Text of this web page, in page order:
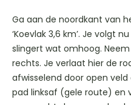
Ga aan de noordkant van
‘Koevlak 3,6 km’. Je volgt
slingert wat omhoog.
rechts. Je verlaat hier de
afwisselend door open
pad linksaf (gele route) en